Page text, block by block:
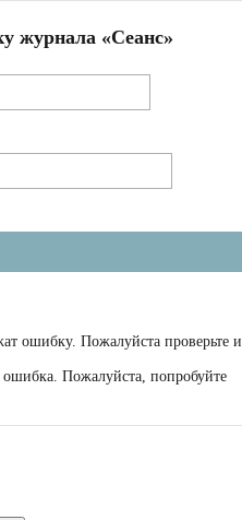
журнала «Сеанс»
ошибку. Пожалуйста проверьте и
Пожалуйста, попробуйте